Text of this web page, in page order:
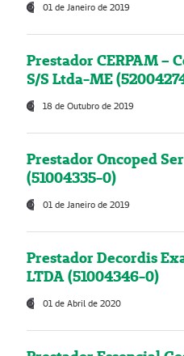
01 de Janeiro de 2019
Prestador CERPAM –
S/S Ltda-ME
18 de Outubro de 2019
Prestador Oncoped
(51004335-0)
01 de Janeiro de 2019
Prestador Decordis
LTDA (51004346-0)
01 de Abril de 2020